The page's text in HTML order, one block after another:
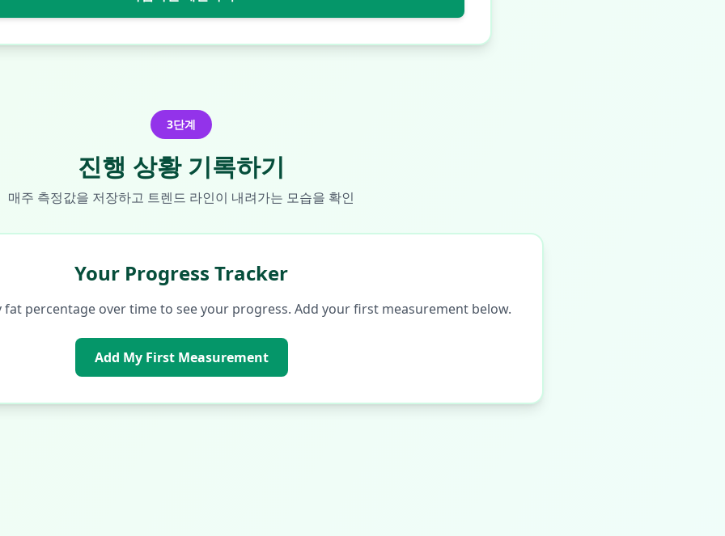
3단계
진행 상황 기록하기
매주 측정값을 저장하고 트렌드 라인이 내려가는 모습을 확인
Your Progress Tracker
percentage over time to see your progress. Add your first measurement below.
Add My First Measurement